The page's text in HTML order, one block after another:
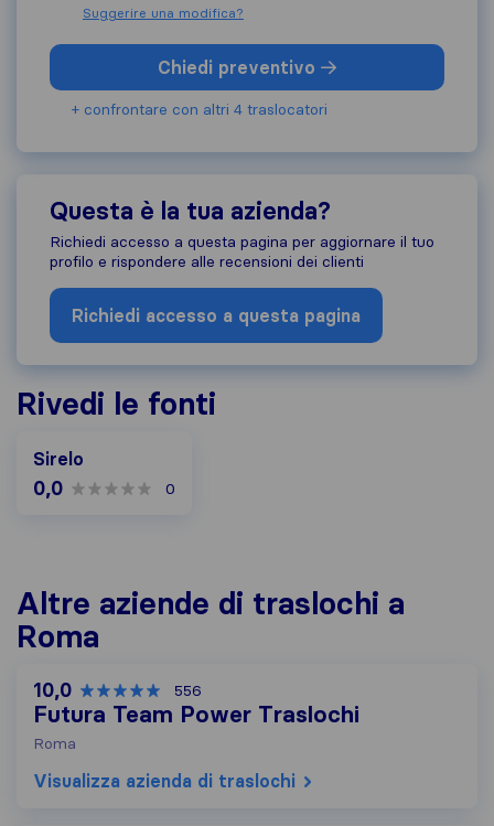
Suggerire una modifica?
Chiedi preventivo
+ confrontare con altri 4 traslocatori
Questa è la tua azienda?
Richiedi accesso a questa pagina per aggiornare il tuo
profilo e rispondere alle recensioni dei clienti
Richiedi accesso a questa pagina
Rivedi le fonti
Sirelo
0,0 0
Altre aziende di traslochi a
Roma
10,0 556
Futura Team Power Traslochi
Roma
Visualizza azienda di traslochi